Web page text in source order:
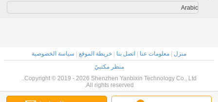
Arabic
منزل | معلومات عنا | اتصل بنا | خريطة الموقع | سياسة الخصوصية
منظر مكتبيّ
Copyright © 2019 - 2026 Shenzhen Yanbixin Technology Co., Ltd..
All rights reserved.